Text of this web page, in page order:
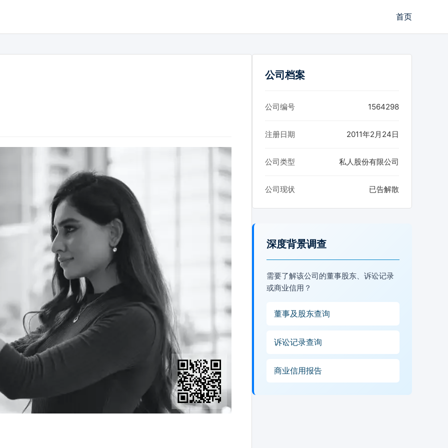
首页
公司档案
公司编号 1564298
注册日期 2011年2月24日
公司类型 私人股份有限公司
公司现状 已告解散
深度背景调查
需要了解该公司的董事股东、诉讼记录
或商业信用？
董事及股东查询
诉讼记录查询
商业信用报告